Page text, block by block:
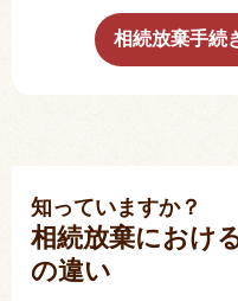
相続放棄手続
知っていますか？
相続放棄におけ
の違い